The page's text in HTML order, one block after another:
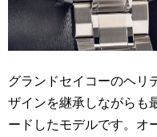
グランドセイコーのヘリ
ザインを継承しながらも
ードしたモデルです。オ